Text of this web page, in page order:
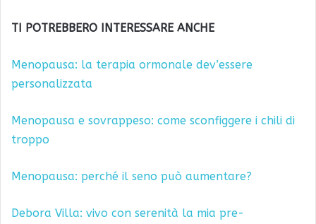
TI POTREBBERO INTERESSARE ANCHE
Menopausa: la terapia ormonale dev’essere
personalizzata
Menopausa e sovrappeso: come sconfiggere i chili di
troppo
Menopausa: perché il seno può aumentare?
Debora Villa: vivo con serenità la mia pre-